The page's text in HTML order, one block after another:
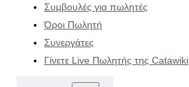
Συμβουλές για πωλητές
Όροι Πωλητή
Συνεργάτες
Γίνετε Live Πωλητής της Catawiki